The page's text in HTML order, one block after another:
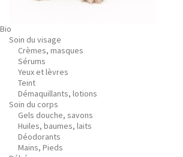
Bio
Soin du visage
Crèmes, masques
Sérums
Yeux et lèvres
Teint
Démaquillants, lotions
Soin du corps
Gels douche, savons
Huiles, baumes, laits
Déodorants
Mains, Pieds